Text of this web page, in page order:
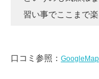
習い事でここまで
口コミ参照： GoogleMap